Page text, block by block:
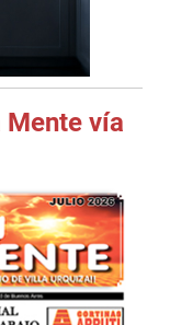
Mente vía